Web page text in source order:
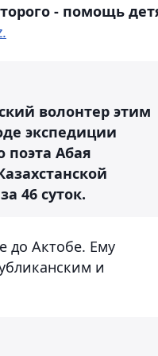
- помощь
волонтер этим
экспедиции
Абая
46 суток.
до Актобе. Ему
и